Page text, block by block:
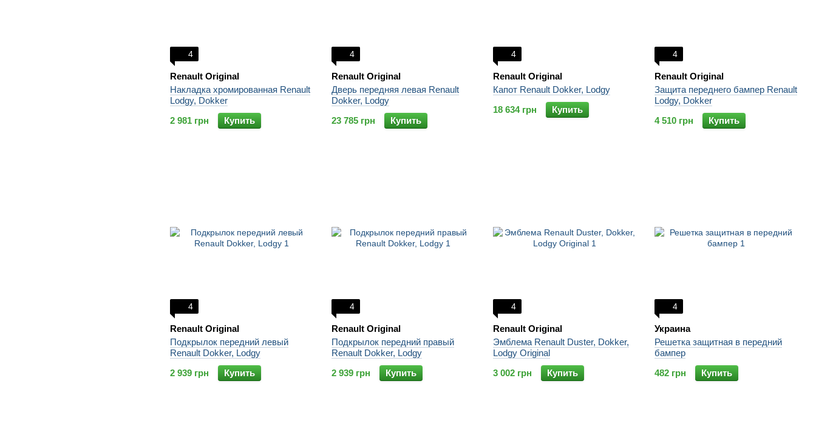
4
Renault Original
Накладка хромированная Renault
Lodgy, Dokker
2 981 грн
Купить
4
Renault Original
Дверь передняя левая Renault
Dokker, Lodgy
23 785 грн
Купить
4
Renault Original
Капот Renault Dokker, Lodgy
18 634 грн
Купить
4
Renault Original
Защита переднего бампер Renault
Lodgy, Dokker
4 510 грн
Купить
4
Renault Original
Подкрылок передний левый
Renault Dokker, Lodgy
2 939 грн
Купить
4
Renault Original
Подкрылок передний правый
Renault Dokker, Lodgy
2 939 грн
Купить
4
Renault Original
Эмблема Renault Duster, Dokker,
Lodgy Original
3 002 грн
Купить
4
Украина
Решетка защитная в передний
бампер
482 грн
Купить